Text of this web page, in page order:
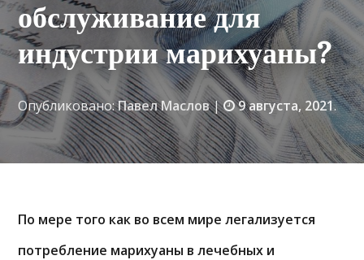
обслуживание для
индустрии марихуаны?
Опубликовано:Павел Маслов| 9 августа, 2021.
По мере того как во всем мире легализуется
потребление марихуаны в лечебных и